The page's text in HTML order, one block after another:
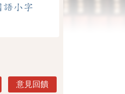
語小字
意見回饋